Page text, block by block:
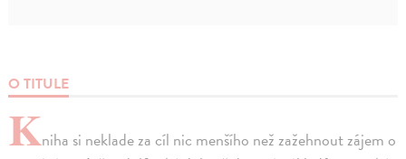
O TITULE
Kniha si neklade za cíl nic menšího než zažehnout zájem o